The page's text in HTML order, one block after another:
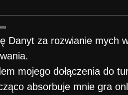
Danyt za rozwianie mych
mojego dołączenia do
absorbuje mnie gra